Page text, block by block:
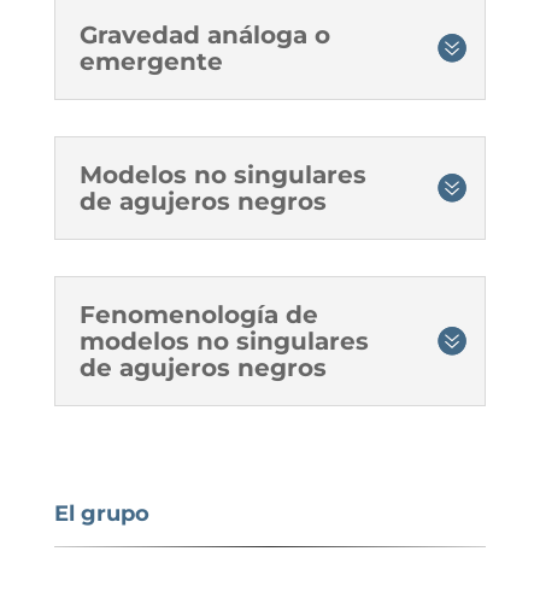
Gravedad análoga o
emergente
Modelos no singulares
de agujeros negros
Fenomenología de
modelos no singulares
de agujeros negros
El grupo